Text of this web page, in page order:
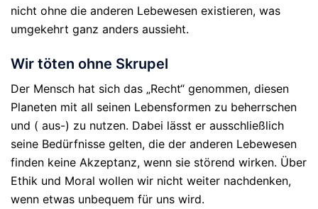
nicht ohne die anderen Lebewesen existieren, was
umgekehrt ganz anders aussieht.
Wir töten ohne Skrupel
Der Mensch hat sich das „Recht“ genommen, diesen
Planeten mit all seinen Lebensformen zu beherrschen
und ( aus-) zu nutzen. Dabei lässt er ausschließlich
seine Bedürfnisse gelten, die der anderen Lebewesen
finden keine Akzeptanz, wenn sie störend wirken. Über
Ethik und Moral wollen wir nicht weiter nachdenken,
wenn etwas unbequem für uns wird.